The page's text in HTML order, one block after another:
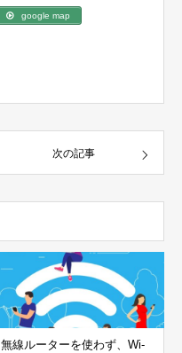
google map
次の記事
無線ルーターを使わず、Wi-